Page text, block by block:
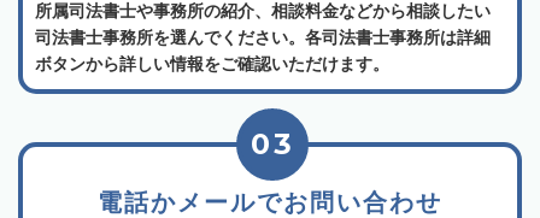
所属司法書士や事務所の紹介、相談料金などから相談したい
司法書士事務所を選んでください。各司法書士事務所は詳細
ボタンから詳しい情報をご確認いただけます。
電話かメールでお問い合わせ
03